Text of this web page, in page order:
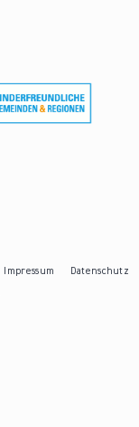
Impressum
Datenschutz